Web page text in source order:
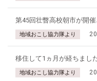
第45回壮瞥高校朝市が開催
地域おこし協力隊より
移住して1ヵ月が経ちまし
地域おこし協力隊より